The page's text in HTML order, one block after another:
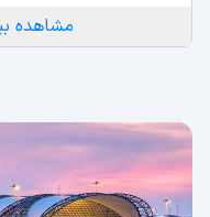
مشاهده